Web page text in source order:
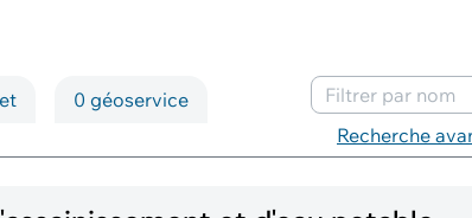
0 géoservice
Mots-clés
Recherche